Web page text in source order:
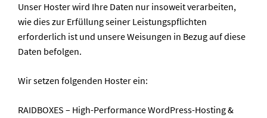
Unser Hoster wird Ihre Daten nur insoweit verarbeiten,
wie dies zur Erfüllung seiner Leistungspflichten
erforderlich ist und unsere Weisungen in Bezug auf diese
Daten befolgen.
Wir setzen folgenden Hoster ein:
RAIDBOXES – High-Performance WordPress-Hosting &